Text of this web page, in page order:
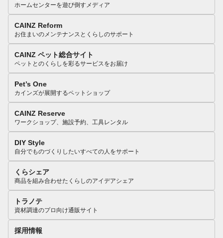
ホームセンターを遊び倒すメディア
CAINZ Reform
お住まいのメンテナンスとくらしのサポート
CAINZ ペット総合サイト
ペットとのくらしを彩るサービスをお届け
Pet’s One
カインズが展開するペットショップ
CAINZ Reserve
ワークショップ、施設予約、工具レンタル
DIY Style
自分でものづくりしたいすべての人をサポート
くらシェア
商品を組み合わせたくらしのアイデアシェア
トラノテ
資材調達のプロ向け通販サイト
採用情報